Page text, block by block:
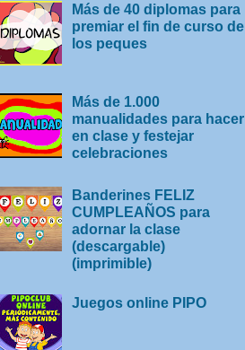
Más de 40 diplomas para
premiar el fin de curso de
los peques
Más de 1.000
manualidades para hacer
en clase y festejar
celebraciones
Banderines FELIZ
CUMPLEAÑOS para
adornar la clase
(descargable)
(imprimible)
Juegos online PIPO